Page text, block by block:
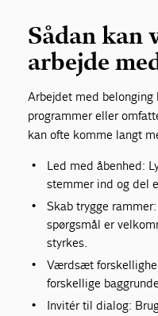
Sådan kan
arbejde
Arbejdet med
programmer eller
kan ofte komme langt
Led med åbenhed:
stemmer ind og del
Skab trygge
spørgsmål er
styrkes.
Værdsæt
forskellige
Invitér til dialog: